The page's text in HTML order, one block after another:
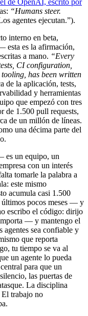
el de OpenAI, escrito por
“Humans steer.
agentes ejecutan.”).
interno en beta,
esta es la afirmación,
a mano. “Every
CI configuration,
has been written
de la aplicación, tests,
y herramientas
que empezó con tres
de 1.500 pull requests,
de un millón de líneas.
una décima parte del
es un equipo, un
con un interés
tomarle la palabra a
este mismo
acumula casi 1.500
pocos meses — y
escribo el código: dirijo
— y mantengo el
agentes sea confiable y
que reporta
tu tiempo se va al
un agente lo pueda
para que un
las puertas de
La disciplina
El trabajo no